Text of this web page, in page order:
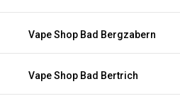
Vape Shop Bad Bergzabern
Vape Shop Bad Bertrich